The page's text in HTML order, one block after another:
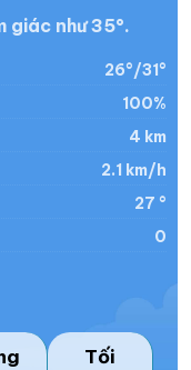
giác như 35°.
26°/31°
100%
4 km
2.1 km/h
27 °
0
Tối